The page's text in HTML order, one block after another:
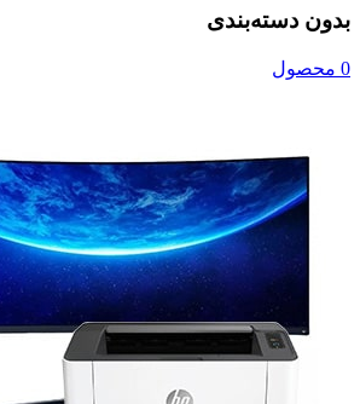
بدون دسته‌بندی
0 محصول